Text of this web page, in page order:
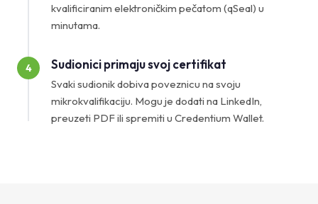
kvalificiranim elektroničkim pečatom (qSeal) u
minutama.
4 Sudionici primaju svoj certifikat
Svaki sudionik dobiva poveznicu na svoju
mikrokvalifikaciju. Mogu je dodati na LinkedIn,
preuzeti PDF ili spremiti u Credentium Wallet.